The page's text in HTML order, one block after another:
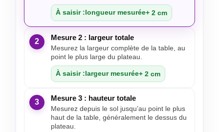
À saisir : longueur mesurée+ 2 cm
2 Mesure 2 : largeur totale
Mesurez la largeur complète de la table, au
point le plus large du plateau.
À saisir : largeur mesurée+ 2 cm
3 Mesure 3 : hauteur totale
Mesurez depuis le sol jusqu’au point le plus
haut de la table, généralement le dessus du
plateau.